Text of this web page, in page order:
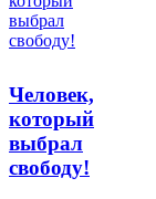
Человек,
который
выбрал
свободу!